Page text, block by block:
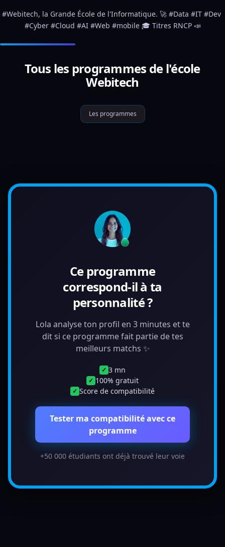
#Webitech, la Grande École de l'Informatique. 🚀 #Data #IT #Dev
#Cyber #Cloud #AI #Web #mobile 🎓 Titres RNCP 📣
Tous les programmes de l'école
Webitech
Les programmes
Ce programme
correspond-il à ta
personnalité ?
Lola analyse ton profil en 3 minutes et te
dit si ce programme fait partie de tes
meilleurs matchs ✨
✓ 3 mn
✓ 100% gratuit
✓ Score de compatibilité
Tester ma compatibilité avec ce
programme
+50 000 étudiants ont déjà trouvé leur voie